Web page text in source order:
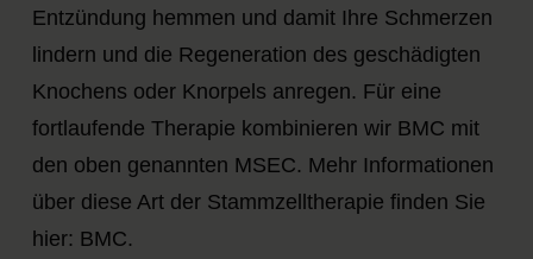
Entzündung hemmen und damit Ihre Schmerzen
lindern und die Regeneration des geschädigten
Knochens oder Knorpels anregen. Für eine
fortlaufende Therapie kombinieren wir BMC mit
den oben genannten MSEC. Mehr Informationen
über diese Art der Stammzelltherapie finden Sie
hier: BMC.